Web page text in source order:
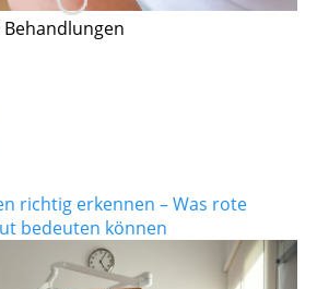
richtig erkennen – Was rote
bedeuten können